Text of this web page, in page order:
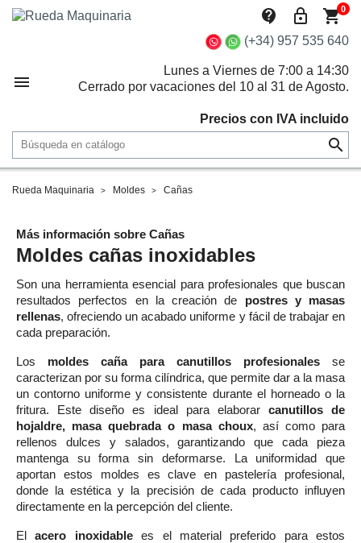
contact_support lock_outline shopping_cart0


(+34) 957 535 640
Lunes a Viernes de 7:00 a 14:30
Cerrado por vacaciones del 10 al 31 de Agosto.
Precios con IVA incluido
Rueda Maquinaria Moldes Cañas
Más información sobre Cañas
Moldes cañas inoxidables
Son una herramienta esencial para profesionales que buscan
resultados perfectos en la creación de postres y masas
rellenas, ofreciendo un acabado uniforme y fácil de trabajar en
cada preparación.
Los moldes caña para canutillos profesionales se
caracterizan por su forma cilíndrica, que permite dar a la masa
un contorno uniforme y consistente durante el horneado o la
fritura. Este diseño es ideal para elaborar canutillos de
hojaldre, masa quebrada o masa choux, así como para
rellenos dulces y salados, garantizando que cada pieza
mantenga su forma sin deformarse. La uniformidad que
aportan estos moldes es clave en pastelería profesional,
donde la estética y la precisión de cada producto influyen
directamente en la percepción del cliente.
Elacero inoxidablees el material preferido para estos